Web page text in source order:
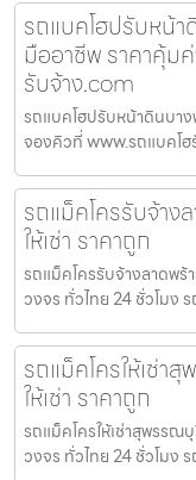
รถแบคโฮปรับหน้
มืออาชีพ ราคาคุ้ม
รับจ้าง.com
รถแบคโฮปรับหน้าดินบา
จองคิวที่ www.รถแบคโ
รถแม็คโครรับจ้าง
ให้เช่า ราคาถูก
รถแม็คโครรับจ้างลาดพร้
วงจร ทั่วไทย 24 ชั่วโมง
รถแม็คโครให้เช่า
ให้เช่า ราคาถูก
รถแม็คโครให้เช่าสุพรรณ
วงจร ทั่วไทย 24 ชั่วโมง